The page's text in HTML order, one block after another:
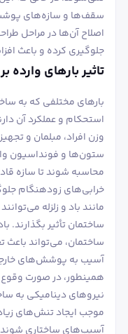
سقف‌ها و سازه‌های
اصلاح آن‌ها در مراحل
جلوگیری کرده و باعث
تاثیر بارهای
بارهای مختلفی که به
استحکام و عملکرد آن
وزن افراد، مبلمان و
ستون‌ها و فونداسیون
محاسبه شوند تا سازه
خرابی‌های زودهنگام
مانند باد و زلزله
ساختمان تأثیر بگذارند.
ساختمان، می‌تواند باعث
آسیب به پوشش‌های
همینطور، در صورت وقوع
نیروهای دینامیکی به
موجب ایجاد تنش‌های
آسیب‌های ساختاری